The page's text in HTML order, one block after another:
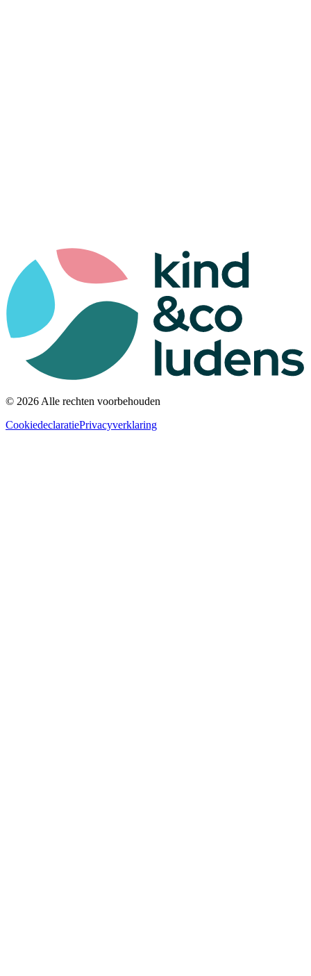
© 2026 Alle rechten voorbehouden
CookiedeclaratiePrivacyverklaring